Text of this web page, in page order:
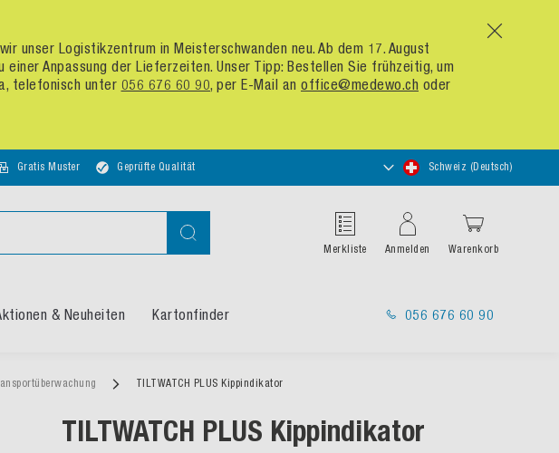
x
unser Logistikzentrum in Meisterschwanden neu. Ab dem 17. August
Anpassung der Lieferzeiten. Unser Tipp: Bestellen Sie frühzeitig, um
telefonisch unter 056 676 60 90, per E-Mail an office@medewo.ch oder
Gratis Muster Geprüfte Qualität
Store
auswählen
Schweiz (Deutsch)
Suche
Merkliste Anmelden Warenkorb
& Neuheiten Kartonfinder 056 676 60 90
TILTWATCH PLUS Kippindikator
TILTWATCH PLUS Kippindikator